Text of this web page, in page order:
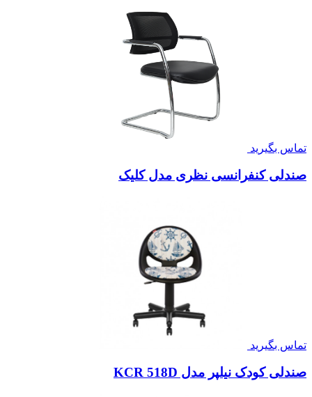
تماس بگیرید
صندلی کنفرانسی نظری مدل کلیک
تماس بگیرید
صندلی کودک نیلپر مدل KCR 518D